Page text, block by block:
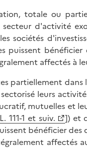
totale ou
secteur d'activité
sociétés
puissent
affectés à
partiellement
leurs
mutuelles et
1 et suiv.
]) et
bénéficier des
affectés